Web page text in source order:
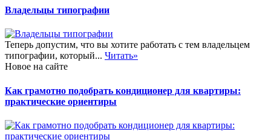
Владельцы типографии
Теперь допустим, что вы хотите работать с тем владельцем
типографии, который... Читать»
Новое на сайте
Как грамотно подобрать кондиционер для квартиры:
практические ориентиры